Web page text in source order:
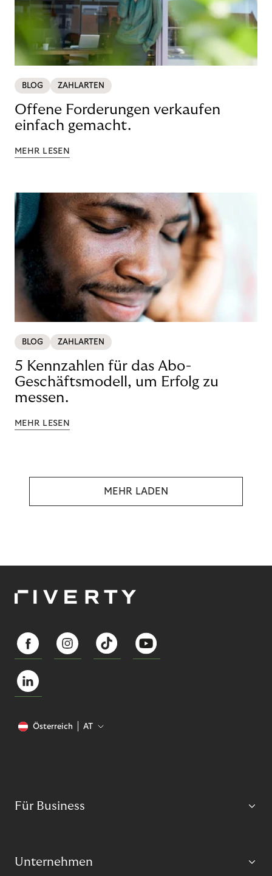
BLOG ZAHLARTEN
Offene Forderungen verkaufen
einfach gemacht.
MEHR LESEN
BLOG ZAHLARTEN
5 Kennzahlen für das Abo-
Geschäftsmodell, um Erfolg zu
messen.
MEHR LESEN
MEHR LADEN
Österreich AT
Für Business
Unternehmen